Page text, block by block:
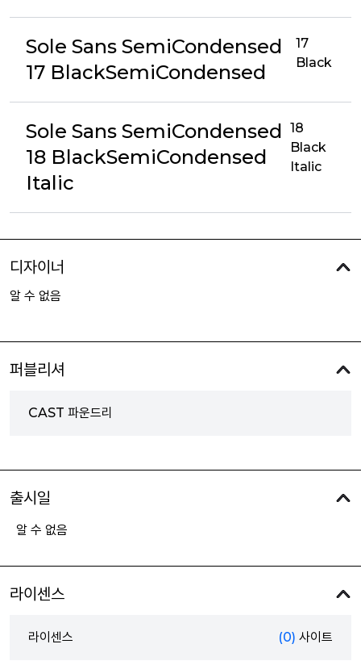
Sole Sans SemiCondensed
17 BlackSemiCondensed
17
Black
Sole Sans SemiCondensed
18 BlackSemiCondensed
Italic
18
Black
Italic
디자이너
알 수 없음
퍼블리셔
CAST 파운드리
출시일
알 수 없음
라이센스
라이센스 (0) 사이트